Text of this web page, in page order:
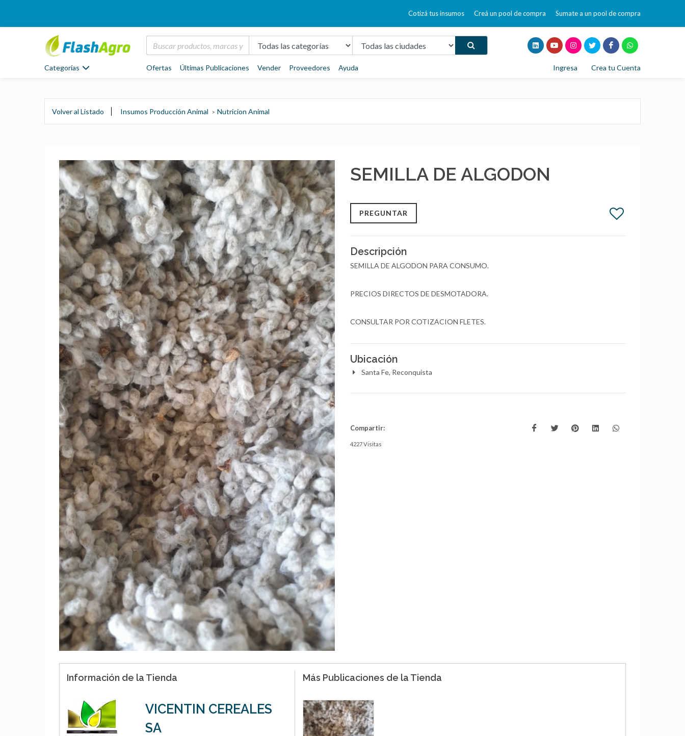
Cotizá tus insumos Creá un pool de compra Sumate a un pool de compra
Categorías Ofertas Últimas Publicaciones Vender Proveedores Ayuda Ingresa Crea tu Cuenta
Volver al Listado Insumos Producción Animal Nutricion Animal
SEMILLA DE ALGODON
PREGUNTAR
Descripción
SEMILLA DE ALGODON PARA CONSUMO.
PRECIOS DIRECTOS DE DESMOTADORA.
CONSULTAR POR COTIZACION FLETES.
Ubicación
Santa Fe, Reconquista
Compartir:
4227 Visitas
Información de la Tienda
VICENTIN CEREALES
SA
Más Publicaciones de la Tienda